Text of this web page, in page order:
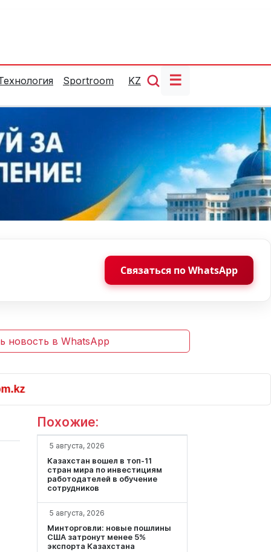
Sportroom KZ ☰
Связаться по WhatsApp
новость в WhatsApp
Похожие:
5 августа, 2026
Казахстан вошел в топ-11
стран мира по инвестициям
работодателей в обучение
сотрудников
5 августа, 2026
Минторговли: новые пошлины
США затронут менее 5%
экспорта Казахстана